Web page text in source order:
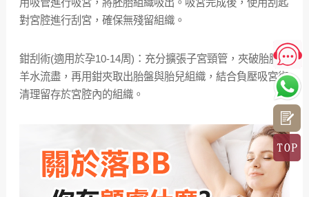
用吸管進行吸宮，將胚胎組織吸出。吸宮完成後，使用刮匙
對宮腔進行刮宮，確保無殘留組織。
鉗刮術(適用於孕10-14周)：充分擴張子宮頸管，夾破胎膜使
羊水流盡，再用鉗夾取出胎盤與胎兒組織，結合負壓吸宮術
清理留存於宮腔內的組織。